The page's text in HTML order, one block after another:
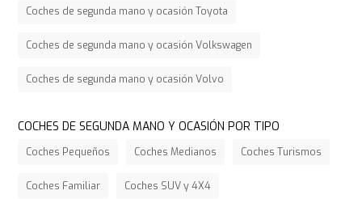
Coches de segunda mano y ocasión Toyota
Coches de segunda mano y ocasión Volkswagen
Coches de segunda mano y ocasión Volvo
COCHES DE SEGUNDA MANO Y OCASIÓN POR TIPO
Coches Pequeños Coches Medianos Coches Turismos
Coches Familiar Coches SUV y 4X4